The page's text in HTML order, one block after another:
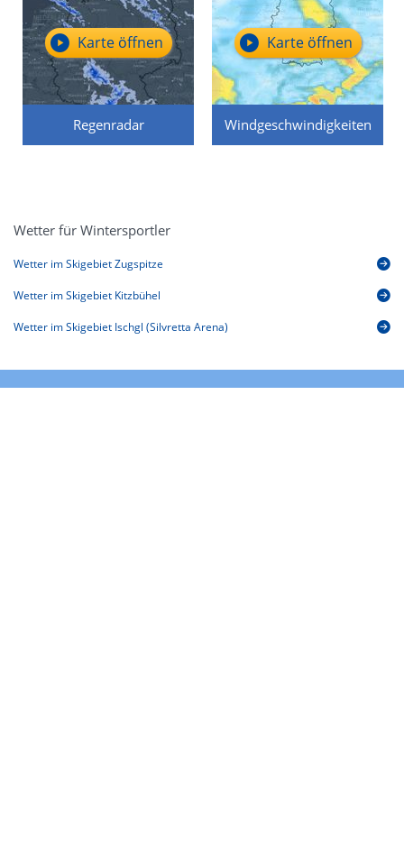
Regenradar
Karte öffnen
Windgeschwindigkeiten
Karte öffnen
Wetter für Wintersportler
Wetter im Skigebiet Zugspitze
Wetter im Skigebiet Kitzbühel
Wetter im Skigebiet Ischgl (Silvretta Arena)